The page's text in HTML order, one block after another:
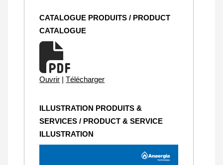
CATALOGUE PRODUITS / PRODUCT
CATALOGUE
Ouvrir | Télécharger
ILLUSTRATION PRODUITS &
SERVICES / PRODUCT & SERVICE
ILLUSTRATION